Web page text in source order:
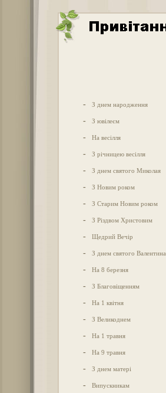
- З днем народження
- З ювілеєм
- На весілля
- З річницею весілля
- З днем святого Миколая
- З Новим роком
- З Старим Новим роком
- З Різдвом Христовим
- Щедрий Вечір
- З днем святого Валентина
- На 8 березня
- З Благовіщенням
- На 1 квітня
- З Великоднем
- На 1 травня
- На 9 травня
- З днем матері
- Випускникам